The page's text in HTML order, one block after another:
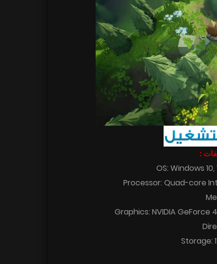
:
OS: Windows
Processor: Quad-core
Graphics: NVIDIA GeForce
Storage: